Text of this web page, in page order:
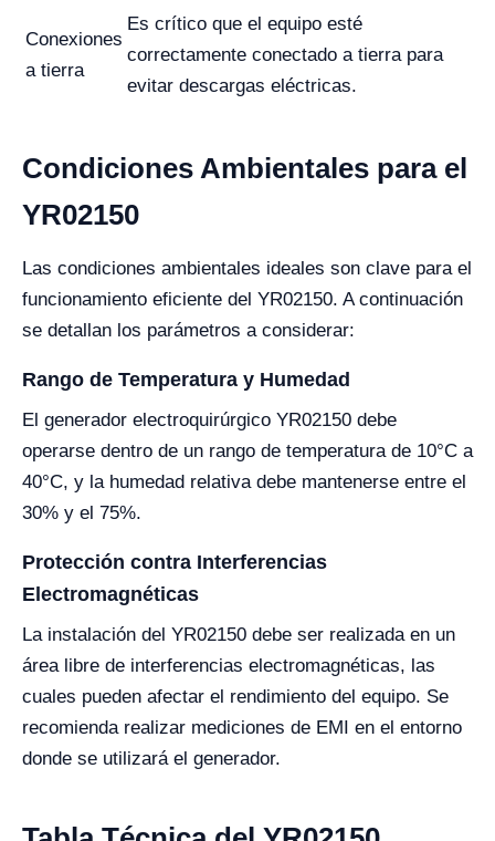
Conexiones
a tierra
Es crítico que el equipo esté
correctamente conectado a tierra para
evitar descargas eléctricas.
Condiciones Ambientales para el
YR02150
Las condiciones ambientales ideales son clave para el
funcionamiento eficiente del YR02150. A continuación
se detallan los parámetros a considerar:
Rango de Temperatura y Humedad
El generador electroquirúrgico YR02150 debe
operarse dentro de un rango de temperatura de 10°C a
40°C, y la humedad relativa debe mantenerse entre el
30% y el 75%.
Protección contra Interferencias
Electromagnéticas
La instalación del YR02150 debe ser realizada en un
área libre de interferencias electromagnéticas, las
cuales pueden afectar el rendimiento del equipo. Se
recomienda realizar mediciones de EMI en el entorno
donde se utilizará el generador.